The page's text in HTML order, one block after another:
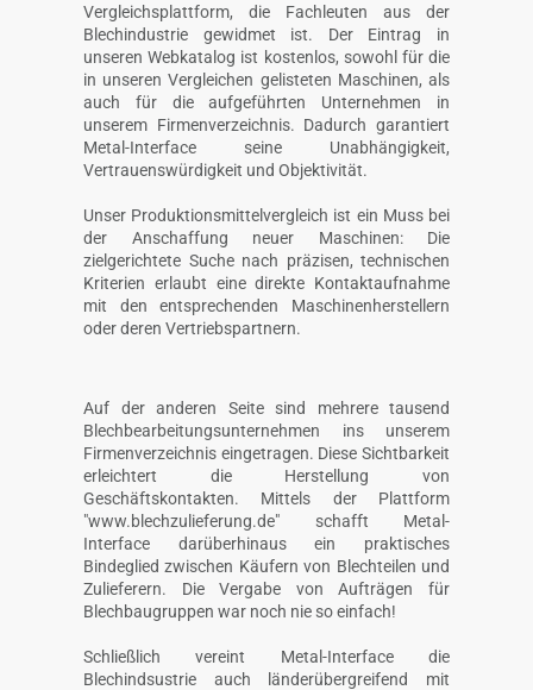
Vergleichsplattform, die Fachleuten aus der
Blechindustrie gewidmet ist. Der Eintrag in
unseren Webkatalog ist kostenlos, sowohl für die
in unseren Vergleichen gelisteten Maschinen, als
auch für die aufgeführten Unternehmen in
unserem Firmenverzeichnis. Dadurch garantiert
Metal-Interface seine Unabhängigkeit,
Vertrauenswürdigkeit und Objektivität.
Unser Produktionsmittelvergleich ist ein Muss bei
der Anschaffung neuer Maschinen: Die
zielgerichtete Suche nach präzisen, technischen
Kriterien erlaubt eine direkte Kontaktaufnahme
mit den entsprechenden Maschinenherstellern
oder deren Vertriebspartnern.
Auf der anderen Seite sind mehrere tausend
Blechbearbeitungsunternehmen ins unserem
Firmenverzeichnis eingetragen. Diese Sichtbarkeit
erleichtert die Herstellung von
Geschäftskontakten. Mittels der Plattform
"www.blechzulieferung.de" schafft Metal-
Interface darüberhinaus ein praktisches
Bindeglied zwischen Käufern von Blechteilen und
Zulieferern. Die Vergabe von Aufträgen für
Blechbaugruppen war noch nie so einfach!
Schließlich vereint Metal-Interface die
Blechindsustrie auch länderübergreifend mit